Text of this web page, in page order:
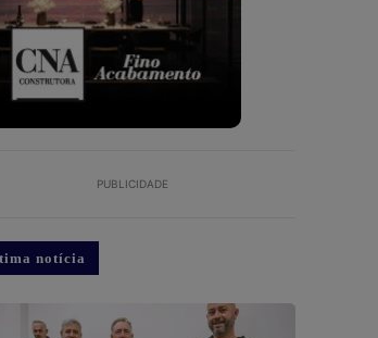
PUBLICIDADE
notícia